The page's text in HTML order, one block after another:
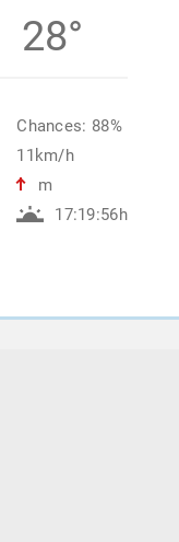
28°
Chances: 88%
11km/h
m
17:19:56h